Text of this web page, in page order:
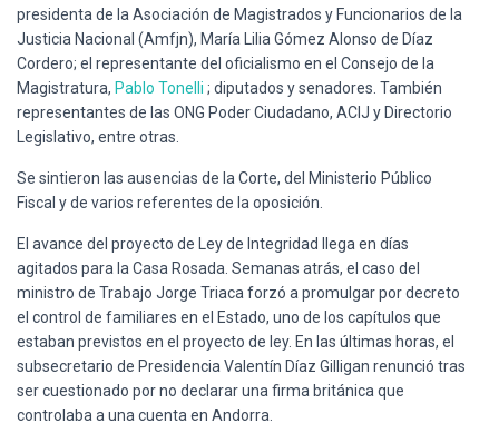
presidenta de la Asociación de Magistrados y Funcionarios de la
Justicia Nacional (Amfjn), María Lilia Gómez Alonso de Díaz
Cordero; el representante del oficialismo en el Consejo de la
Magistratura, Pablo Tonelli ; diputados y senadores. También
representantes de las ONG Poder Ciudadano, ACIJ y Directorio
Legislativo, entre otras.
Se sintieron las ausencias de la Corte, del Ministerio Público
Fiscal y de varios referentes de la oposición.
El avance del proyecto de Ley de Integridad llega en días
agitados para la Casa Rosada. Semanas atrás, el caso del
ministro de Trabajo Jorge Triaca forzó a promulgar por decreto
el control de familiares en el Estado, uno de los capítulos que
estaban previstos en el proyecto de ley. En las últimas horas, el
subsecretario de Presidencia Valentín Díaz Gilligan renunció tras
ser cuestionado por no declarar una firma británica que
controlaba a una cuenta en Andorra.